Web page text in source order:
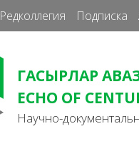
Редколлегия Подписка
ГАСЫРЛАР
ECHO OF
Научно-